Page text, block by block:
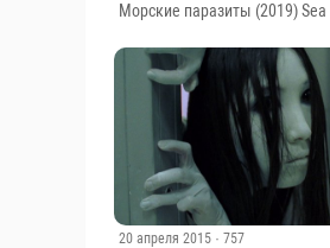
Морские паразиты (2019) Sea
20 апреля 2015 · 757